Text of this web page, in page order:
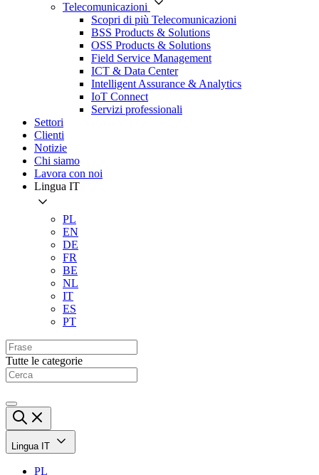
Telecomunicazioni
Scopri di più Telecomunicazioni
BSS Products & Solutions
OSS Products & Solutions
Field Service Management
ICT & Data Center
Intelligent Assurance & Analytics
IoT Connect
Servizi professionali
Settori
Clienti
Notizie
Chi siamo
Lavora con noi
Lingua IT
PL
EN
DE
FR
BE
NL
IT
ES
PT
Tutte le categorie
Lingua IT
PL